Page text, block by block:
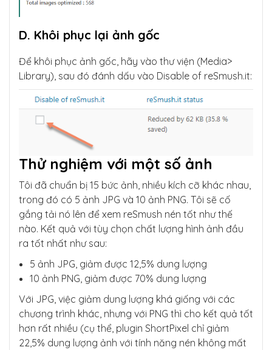
D. Khôi phục lại ảnh gốc
Để khôi phục ảnh gốc, hãy vào thư viện (Media>
Library), sau đó đánh dấu vào Disable of reSmush.it:
Thử nghiệm với một số ảnh
Tôi đã chuẩn bị 15 bức ảnh, nhiều kích cỡ khác nhau,
trong đó có 5 ảnh JPG và 10 ảnh PNG. Tôi sẽ cố
gắng tải nó lên để xem reSmush nén tốt như thế
nào. Kết quả với tùy chọn chất lượng hình ảnh đầu
ra tốt nhất như sau:
5 ảnh JPG, giảm được 12,5% dung lượng
10 ảnh PNG, giảm được 70% dung lượng
Với JPG, việc giảm dung lượng khá giống với các
chương trình khác, nhưng với PNG thì cho kết quả tốt
hơn rất nhiều (cụ thể, plugin ShortPixel chỉ giảm
22,5% dung lượng ảnh với tính năng nén không mất